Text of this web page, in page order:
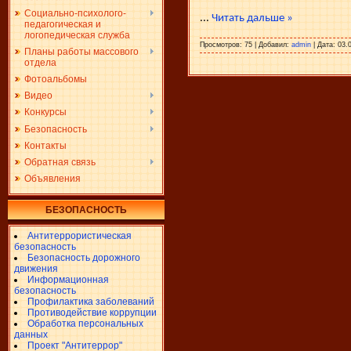
Социально-психолого-
педагогическая и
логопедическая служба
Планы работы массового
отдела
Фотоальбомы
Видео
Конкурсы
Безопасность
Контакты
Обратная связь
Объявления
БЕЗОПАСНОСТЬ
Антитеррористическая
безопасность
Безопасность дорожного
движения
Информационная
безопасность
Профилактика заболеваний
Противодействие коррупции
Обработка персональных
данных
Проект "Антитеррор"
... Читать дальше »
Просмотров: 75 Добавил: admin Дата: